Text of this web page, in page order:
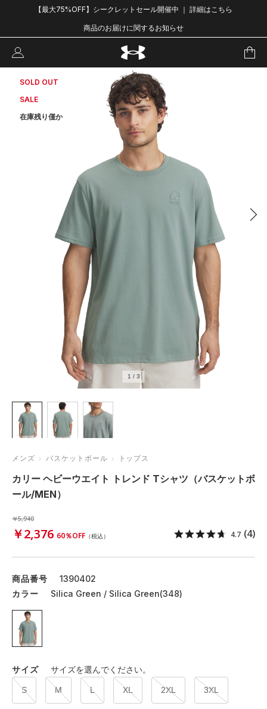
【最大75%OFF】シークレットセール開催中 ｜ 詳細はこちら
商品のお届けに関するお知らせ
SOLD OUT
SALE
在庫残り僅か
1 / 3
メンズ バスケットボール トップス
カリー ヘビーウエイト トレンド Tシャツ（バスケットボ
ール/MEN）
￥5,940
￥2,376 60％OFF （税込） 4.7 (4)
商品番号
1390402
カラー
Silica Green / Silica Green(348)
サイズ サイズを選んでください。
S M L XL 2XL 3XL